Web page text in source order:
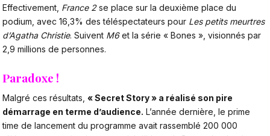
Effectivement, France 2se place sur la deuxième place du
podium, avec 16,3% des téléspectateurs pour Les petits meurtres
d’Agatha Christie. Suivent M6et la série « Bones », visionnés par
2,9 millions de personnes.
Paradoxe !
Malgré ces résultats, « Secret Story » a réalisé son pire
démarrage en terme d’audience. L’année dernière, le prime
time de lancement du programme avait rassemblé 200 000